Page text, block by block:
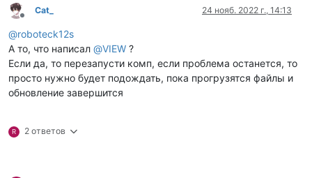
Не в сети
Cat_ 24 нояб. 2022 г., 14:13
@roboteck12s
А то, что написал @VIEW ?
Если да, то перезапусти комп, если проблема останется, то
просто нужно будет подождать, пока прогрузятся файлы и
обновление завершится
R 2 ответов